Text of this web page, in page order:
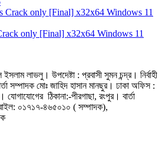
only [Final] x32x64 Windows 11
লাভলু। উপদেষ্টা : প্রবাসী সুমন চন্দ্র। নির্বাহী
সম্পাদক মোঃ জাহিদ হাসান মানছুর। ঢাকা অফিস :
ঠিকানা:-পীরগাছা‌, রংপুর। বার্তা
০১৭১৭-৪৬৫০১০ ( সম্পাদক),